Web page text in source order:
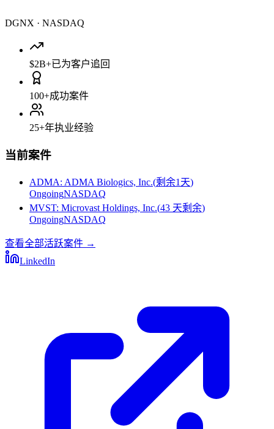
DGNX · NASDAQ
$2B+已为客户追回
100+成功案件
25+年执业经验
当前案件
ADMA: ADMA Biologics, Inc.(剩余1天)
OngoingNASDAQ
MVST: Microvast Holdings, Inc.(43 天剩余)
OngoingNASDAQ
查看全部活跃案件 →
LinkedIn